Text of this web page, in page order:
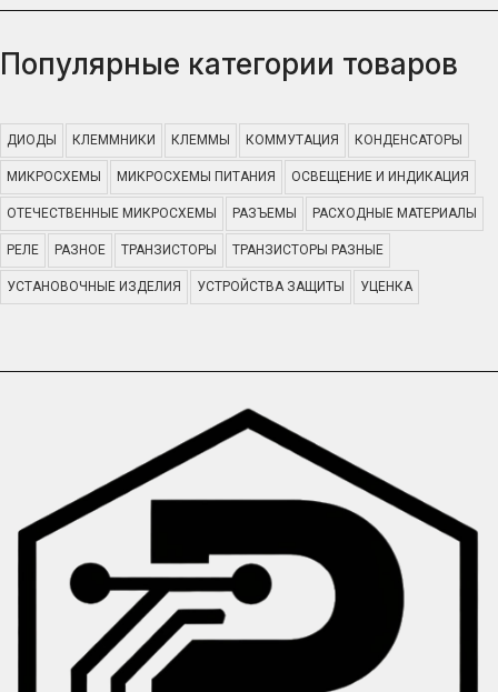
Популярные категории товаров
ДИОДЫ КЛЕММНИКИ КЛЕММЫ КОММУТАЦИЯ КОНДЕНСАТОРЫ
МИКРОСХЕМЫ МИКРОСХЕМЫ ПИТАНИЯ ОСВЕЩЕНИЕ И ИНДИКАЦИЯ
ОТЕЧЕСТВЕННЫЕ МИКРОСХЕМЫ РАЗЪЕМЫ РАСХОДНЫЕ МАТЕРИАЛЫ
РЕЛЕ РАЗНОЕ ТРАНЗИСТОРЫ ТРАНЗИСТОРЫ РАЗНЫЕ
УСТАНОВОЧНЫЕ ИЗДЕЛИЯ УСТРОЙСТВА ЗАЩИТЫ УЦЕНКА